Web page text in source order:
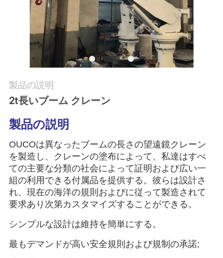
場
ツ
ア
ー
品
質
管
理
製品の説明
2t長いブーム クレーン
製品の説明
OUCOは異なったブームの長さの望遠鏡クレーン
を製造し、クレーンの塗布によって、私達はすべ
ての主要な分類の社会によって証明および広い一
組の利用できる付属品を提供する。彼らは設計さ
れ、現在の海洋の規則およびに従って製造されて
要求あり次第カスタマイズすることができる。
シンプルな設計は維持を簡単にする。
最もデマンドが高い安全規則および規制の承諾;